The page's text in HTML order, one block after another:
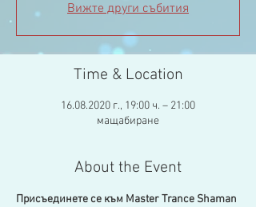
Вижте други събития
Time & Location
16.08.2020 г., 19:00 ч. – 21:00
мащабиране
About the Event
Присъединете се към Master Trance Shaman